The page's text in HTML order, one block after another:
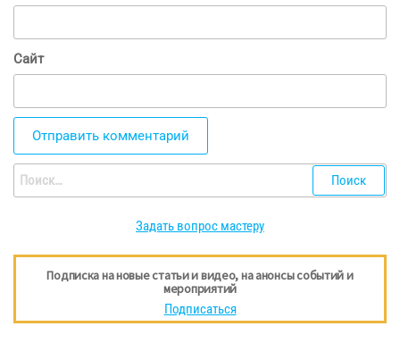
Сайт
Найти:
Задать вопрос мастеру
Подписка на новые статьи и видео, на анонсы событий и
мероприятий
Подписаться